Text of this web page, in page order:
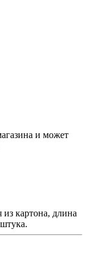
и может
картона, длина